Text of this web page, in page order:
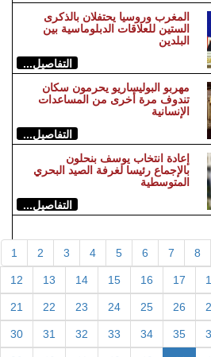
المغرب وروسيا يحتفلان بالذكرى
الستين للعلاقات الدبلوماسية بين
البلدين
التفاصيل...
مهربو البوليساريو يحرمون سكان
تندوف مرة أخرى من المساعدات
الإنسانية
التفاصيل...
إعادة انتخاب يوسف بنحلون
بالإجماع رئيسا لغرفة الصيد البحري
المتوسطية
التفاصيل...
1 2 3 4 5 6 7 8
12 13 14 15 16 17
21 22 23 24 25 26
30 31 32 33 34 35